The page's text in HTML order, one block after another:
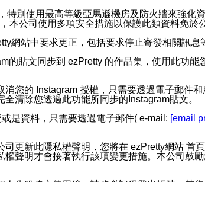
別使用最高等級亞馬遜機房及防火牆來強化
公司使用多項安全措施以保護此類資料免於
網站中要求更正，包括要求停止寄發相關訊息
貼文同步到 ezPretty 的作品集，使用此功
您的 Instagram 授權，只需要透過電子郵件
清除您透過此功能所同步的Instagram貼文。
是資料，只需要透過電子郵件( e-mail: [email
更新此隱私權聲明，您將在 ezPretty網站 首
聲明才會接著執行該項變更措施。本公司鼓
化服務之使用後，請務必記得登出帳號。若